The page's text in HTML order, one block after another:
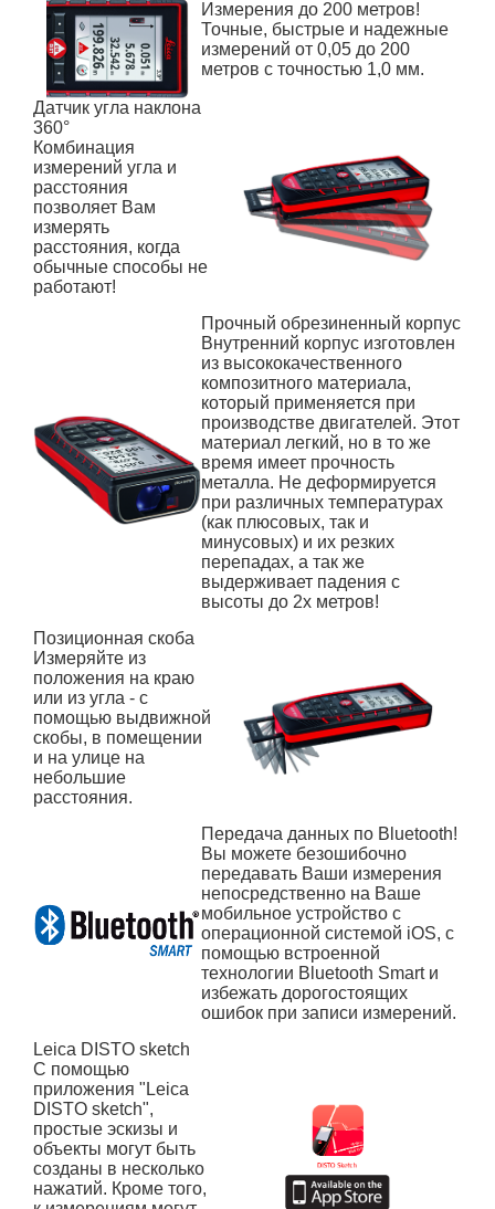
Измерения до 200 метров!
Точные, быстрые и надежные
измерений от 0,05 до 200
метров с точностью 1,0 мм.
Датчик угла наклона
360°
Комбинация
измерений угла и
расстояния
позволяет Вам
измерять
расстояния, когда
обычные способы не
работают!
Прочный обрезиненный корпус
Внутренний корпус изготовлен
из высококачественного
композитного материала,
который применяется при
производстве двигателей. Этот
материал легкий, но в то же
время имеет прочность
металла. Не деформируется
при различных температурах
(как плюсовых, так и
минусовых) и их резких
перепадах, а так же
выдерживает падения с
высоты до 2х метров!
Позиционная скоба
Измеряйте из
положения на краю
или из угла - с
помощью выдвижной
скобы, в помещении
и на улице на
небольшие
расстояния.
Передача данных по Bluetooth!
Вы можете безошибочно
передавать Ваши измерения
непосредственно на Ваше
мобильное устройство с
операционной системой iOS, с
помощью встроенной
технологии Bluetooth Smart и
избежать дорогостоящих
ошибок при записи измерений.
Leica DISTO sketch
С помощью
приложения "Leica
DISTO sketch",
простые эскизы и
объекты могут быть
созданы в несколько
нажатий. Кроме того,